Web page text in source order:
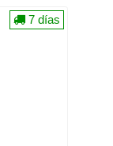
7 días